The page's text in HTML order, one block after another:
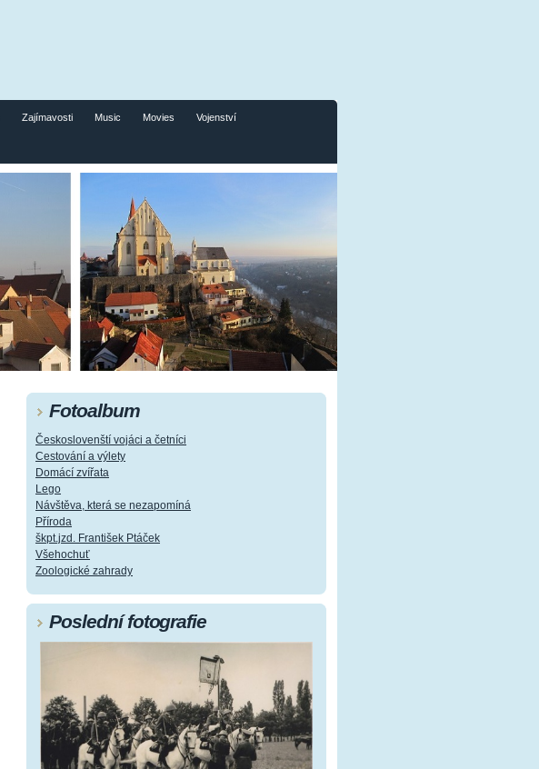
Zajímavosti Music Movies Vojenství
Fotoalbum
Českoslovenští vojáci a četníci
Cestování a výlety
Domácí zvířata
Lego
Návštěva, která se nezapomíná
Příroda
škpt.jzd. František Ptáček
Všehochuť
Zoologické zahrady
Poslední fotografie